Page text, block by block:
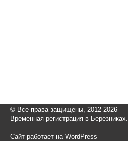
© Все права защищены, 2012-2026
Временная регистрация в Березниках.
Сайт работает на WordPress